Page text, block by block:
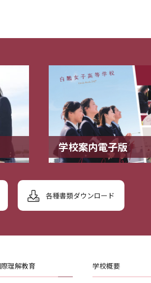
学校案内電子版
各種書類ダウンロード
理解教育 学校概要